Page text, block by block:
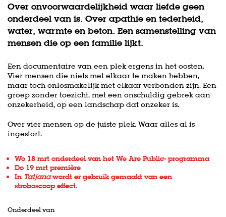
Over onvoorwaardelijkheid waar liefde geen
onderdeel van is. Over apathie en tederheid,
water, warmte en beton. Een samenstelling van
mensen die op een familie lijkt.
Een documentaire van een plek ergens in het oosten.
Vier mensen die niets met elkaar te maken hebben,
maar toch onlosmakelijk met elkaar verbonden zijn. Een
groep zonder toezicht, met een onschuldig gebrek aan
onzekerheid, op een landschap dat onzeker is.
Over vier mensen op de juiste plek. Waar alles al is
ingestort.
Wo 18 mrt onderdeel van het We Are Public- programma
Do 19 mrt première
In Tatjanawordt er gebruik gemaakt van een
stroboscoop effect.
Onderdeel van